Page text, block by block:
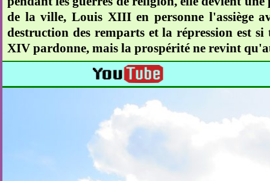
de la ville, Louis XIII en personne l'assiège
destruction des remparts et la répression est
XIV pardonne, mais la prospérité ne revint